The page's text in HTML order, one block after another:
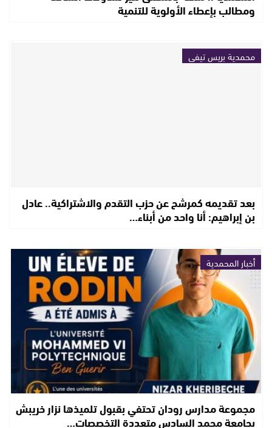
ومطالب بإعطاء الأولوية للتنمية
محمدية بريس تيفي
بعد تقديمه كمرشح عن حزب التقدم والاشتراكية.. عادل
بن إبراهيم: أنا واحد من أبناء…
أخبار المحمدية
مجموعة مدارس رودان تحتفي بقبول تلميذها نزار خريبش
بجامعة محمد السادس متعددة التخصصات…